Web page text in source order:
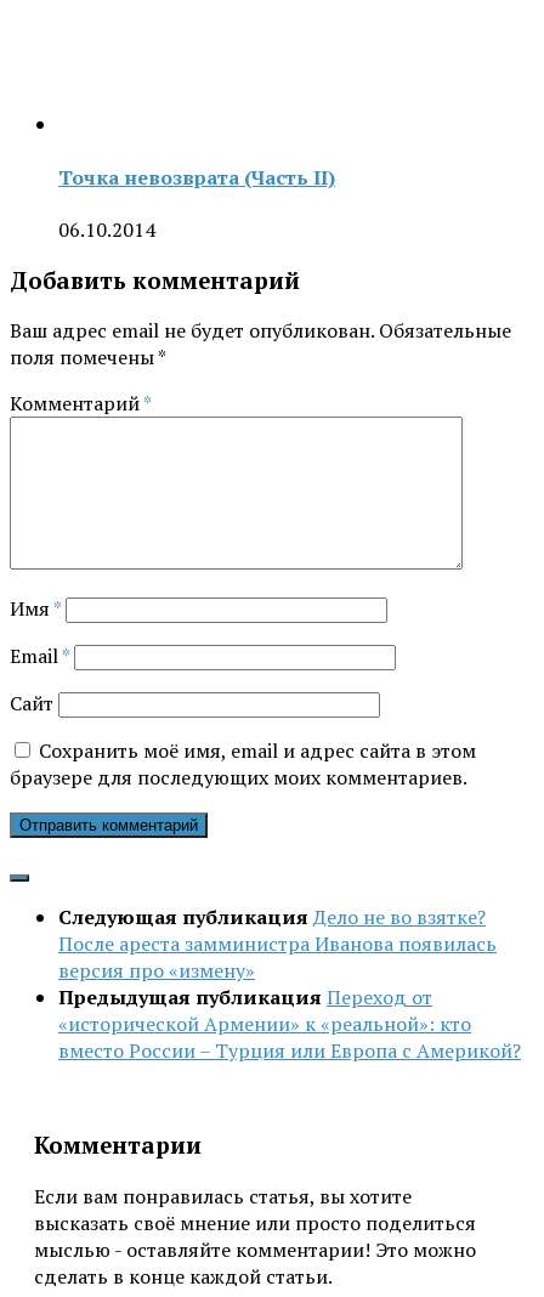
Точка невозврата (Часть II)
06.10.2014
Добавить комментарий
Ваш адрес email не будет опубликован. Обязательные
поля помечены*
Комментарий*
Имя *
Email*
Сайт
Сохранить моё имя, email и адрес сайта в этом
браузере для последующих моих комментариев.
Следующая публикацияДело не во взятке?
После ареста замминистра Иванова появилась
версия про «измену»
Предыдущая публикация Переход от
«исторической Армении» к «реальной»: кто
вместо России – Турция или Европа с Америкой?
Комментарии
Если вам понравилась статья, вы хотите
высказать своё мнение или просто поделиться
мыслью - оставляйте комментарии! Это можно
сделать в конце каждой статьи.